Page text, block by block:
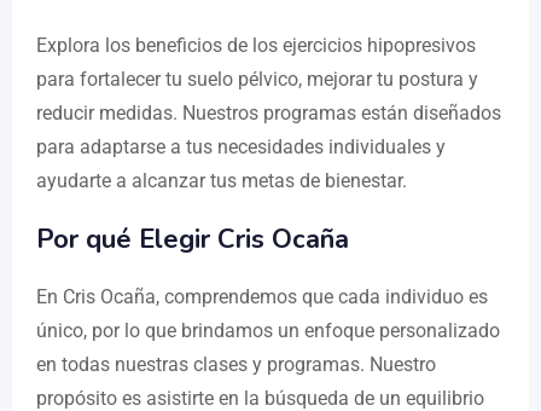
Explora los beneficios de los ejercicios hipopresivos
para fortalecer tu suelo pélvico, mejorar tu postura y
reducir medidas. Nuestros programas están diseñados
para adaptarse a tus necesidades individuales y
ayudarte a alcanzar tus metas de bienestar.
Por qué Elegir Cris Ocaña
En Cris Ocaña, comprendemos que cada individuo es
único, por lo que brindamos un enfoque personalizado
en todas nuestras clases y programas. Nuestro
propósito es asistirte en la búsqueda de un equilibrio